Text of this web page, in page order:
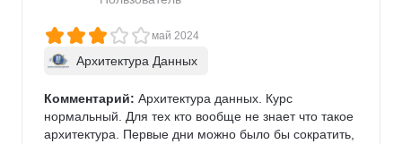
май 2024
Архитектура Данных
Комментарий: Архитектура данных. Курс
нормальный. Для тех кто вообще не знает что такое
архитектура. Первые дни можно было бы сократить,